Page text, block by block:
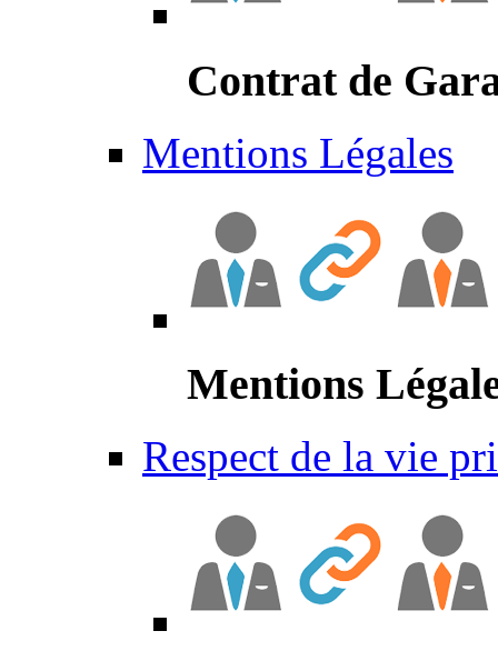
Contrat de
Mentions Légales
Mentions
Respect de la vie